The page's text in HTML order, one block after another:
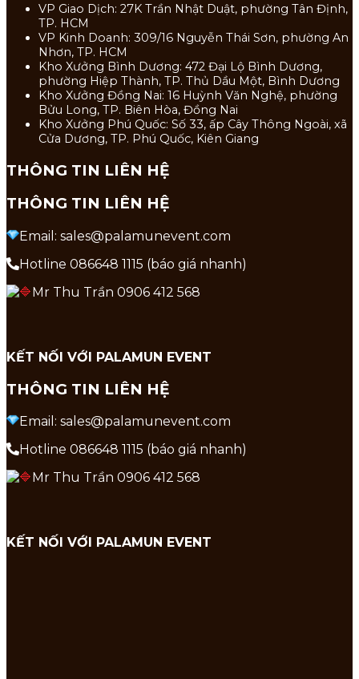
VP Giao Dịch: 27K Trần Nhật Duật, phường Tân Định,
TP. HCM
VP Kinh Doanh: 309/16 Nguyễn Thái Sơn, phường An
Nhơn, TP. HCM
Kho Xưởng Bình Dương: 472 Đại Lộ Bình Dương,
phường Hiệp Thành, TP. Thủ Dầu Một, Bình Dương
Kho Xưởng Đồng Nai: 16 Huỳnh Văn Nghệ, phường
Bửu Long, TP. Biên Hòa, Đồng Nai
Kho Xưởng Phú Quốc: Số 33, ấp Cây Thông Ngoài, xã
Cửa Dương, TP. Phú Quốc, Kiên Giang
THÔNG TIN LIÊN HỆ
THÔNG TIN LIÊN HỆ
Email: sales@palamunevent.com
Hotline 086648 1115 (báo giá nhanh)
Mr Thu Trần 0906 412 568
KẾT NỐI VỚI PALAMUN EVENT
THÔNG TIN LIÊN HỆ
Email: sales@palamunevent.com
Hotline 086648 1115 (báo giá nhanh)
Mr Thu Trần 0906 412 568
KẾT NỐI VỚI PALAMUN EVENT